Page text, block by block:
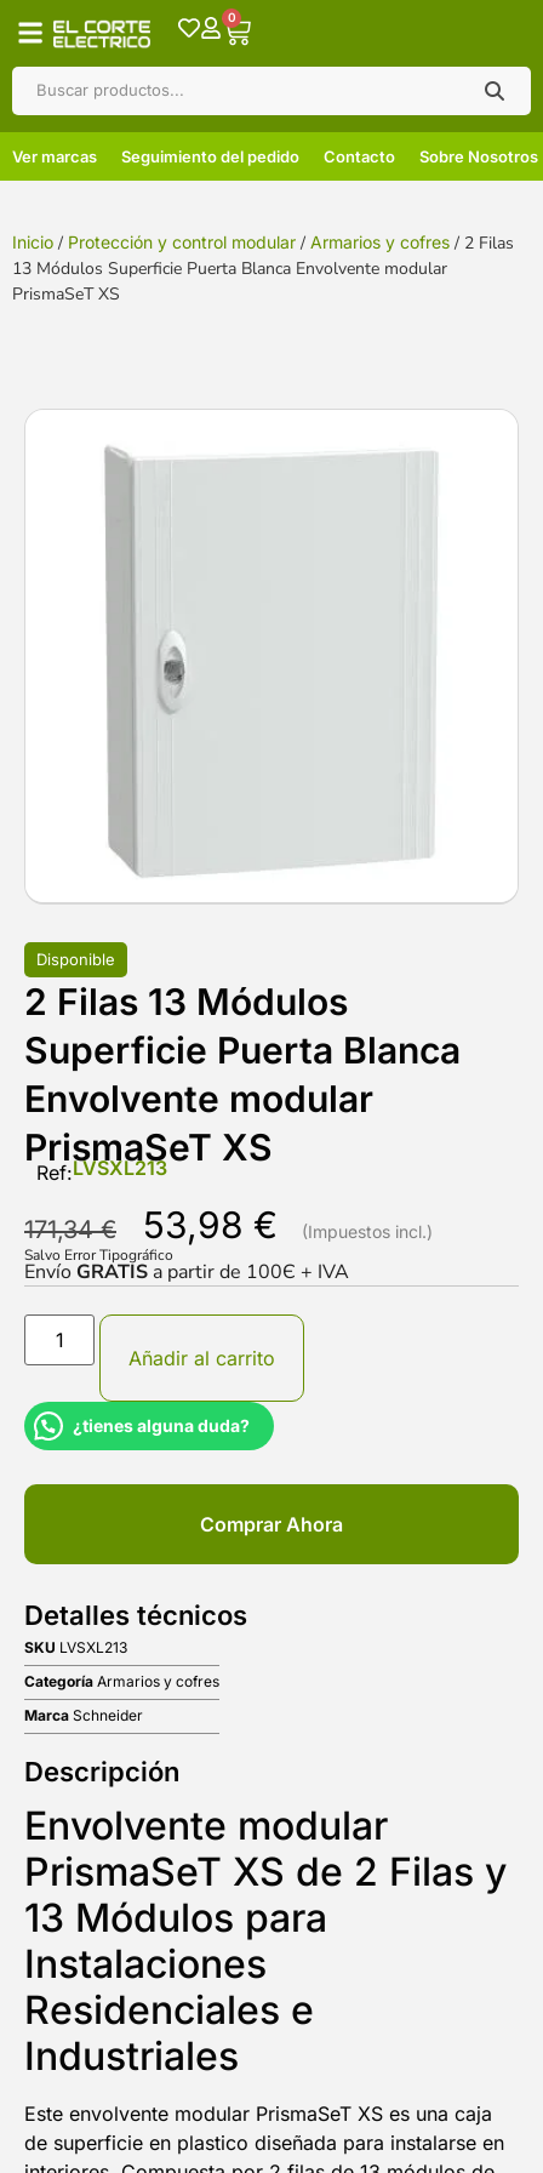
0
Ver marcas Seguimiento del pedido Contacto Sobre Nosotros
Inicio / Protección y control modular / Armarios y cofres / 2 Filas
13 Módulos Superficie Puerta Blanca Envolvente modular
PrismaSeT XS
Disponible
2 Filas 13 Módulos
Superficie Puerta Blanca
Envolvente modular
PrismaSeT XS
Ref:LVSXL213
171,34€ 53,98 €
Salvo Error Tipográfico
EnvíoGRATIS a partir de 100Є + IVA
Añadir al carrito
¿tienes alguna duda?
Comprar Ahora
Detalles técnicos
SKU LVSXL213
Categoría Armarios y cofres
Marca Schneider
Descripción
Envolvente modular
PrismaSeT XS de 2 Filas y
13 Módulos para
Instalaciones
Residenciales e
Industriales
Este envolvente modular PrismaSeT XS es una caja
de superficie en plastico diseñada para instalarse en